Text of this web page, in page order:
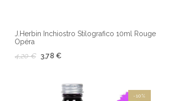
J.Herbin Inchiostro Stilografico 10ml Rouge
Opéra
4,20 €
3,78 €
-10%